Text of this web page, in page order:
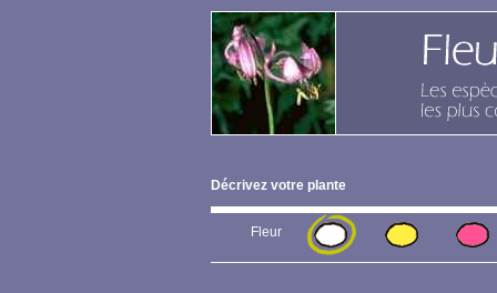
Décrivez votre plante
Fleur